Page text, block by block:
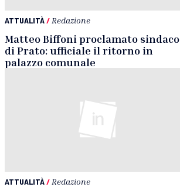
ATTUALITÀ/ Redazione
Matteo Biffoni proclamato sindaco
di Prato: ufficiale il ritorno in
palazzo comunale
ATTUALITÀ/ Redazione